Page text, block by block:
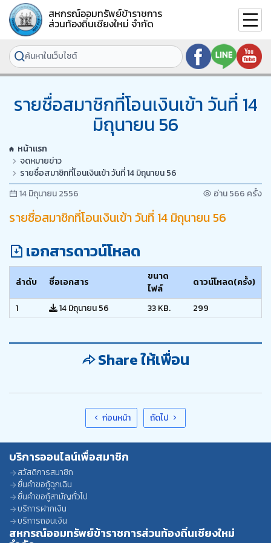
สหกรณ์ออมทรัพย์ข้าราชการ
ส่วนท้องถิ่นเชียงใหม่ จำกัด
รายชื่อสมาชิกที่โอนเงินเข้า วันที่ 14
มิถุนายน 56
หน้าแรก
จดหมายข่าว
รายชื่อสมาชิกที่โอนเงินเข้า วันที่ 14 มิถุนายน 56
14 มิถุนายน 2556
อ่าน 566 ครั้ง
รายชื่อสมาชิกที่โอนเงินเข้า วันที่ 14 มิถุนายน 56
เอกสารดาวน์โหลด
ลำดับ ชื่อเอกสาร
ขนาด
ไฟล์
ดาวน์โหลด(ครั้ง)
1 14 มิถุนายน 56 33 KB. 299
Share ให้เพื่อน
ก่อนหน้า ถัดไป
บริการออนไลน์เพื่อสมาชิก
สวัสดิการสมาชิก
ยื่นคำขอกู้ฉุกเฉิน
ยื่นคำขอกู้สามัญทั่วไป
บริการฝากเงิน
บริการถอนเงิน
สหกรณ์ออมทรัพย์ข้าราชการส่วนท้องถิ่นเชียงใหม่